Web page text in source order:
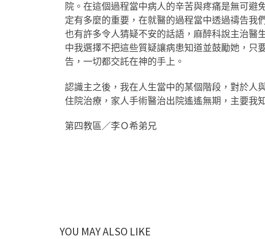
院。在這個過程當中病人的辛苦與疼痛是無可避
定有多麼的重要，在就醫的過程當中透過禱告我
也有許多令人猜疑不安的話語，麻醉科說主治醫
中我選擇不把這些質疑讓病患知道並鼓勵她，只
告，一切都交託在神的手上。
認識主之後，我在人生當中的某個階段，對於人
住院治療，家人手術醫治出院遙遙無期，主要我
第四教區／李Ｏ希弟兄
YOU MAY ALSO LIKE